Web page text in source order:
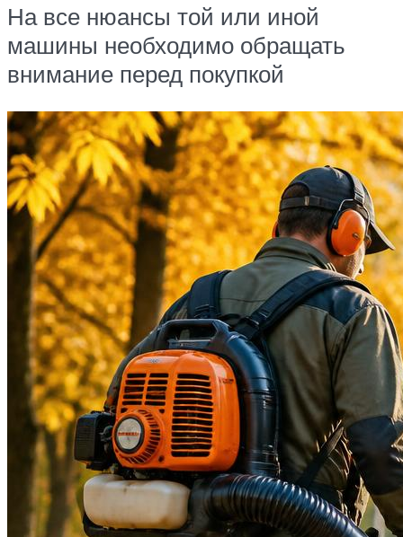
На все нюансы той или иной
машины необходимо обращать
внимание перед покупкой